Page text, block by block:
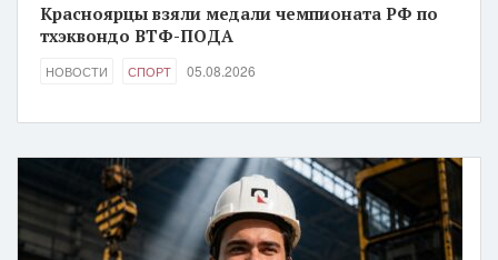
Красноярцы взяли медали чемпионата РФ по
тхэквондо ВТФ-ПОДА
НОВОСТИ СПОРТ 05.08.2026